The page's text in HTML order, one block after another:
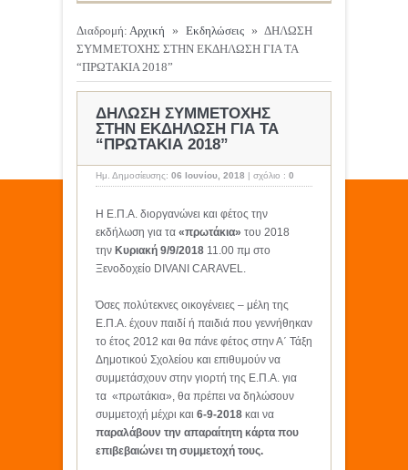
Διαδρομή: Αρχική » Εκδηλώσεις » ΔΗΛΩΣΗ
ΣΥΜΜΕΤΟΧΗΣ ΣΤΗΝ ΕΚΔΗΛΩΣΗ ΓΙΑ ΤΑ
“ΠΡΩΤΑΚΙΑ 2018”
ΔΗΛΩΣΗ ΣΥΜΜΕΤΟΧΗΣ
ΣΤΗΝ ΕΚΔΗΛΩΣΗ ΓΙΑ ΤΑ
“ΠΡΩΤΑΚΙΑ 2018”
Ημ. Δημοσίευσης: 06 Ιουνίου, 2018 | σχόλιο : 0
Η Ε.Π.Α. διοργανώνει και φέτος την
εκδήλωση για τα «πρωτάκια» του 2018
την Κυριακή 9/9/2018 11.00 πμ στο
Ξενοδοχείο DIVANI CARAVEL.
Όσες πολύτεκνες οικογένειες – μέλη της
Ε.Π.Α. έχουν παιδί ή παιδιά που γεννήθηκαν
το έτος 2012 και θα πάνε φέτος στην Α΄ Τάξη
Δημοτικού Σχολείου και επιθυμούν να
συμμετάσχουν στην γιορτή της Ε.Π.Α. για
τα «πρωτάκια», θα πρέπει να δηλώσουν
συμμετοχή μέχρι και 6-9-2018 και να
παραλάβουν την απαραίτητη κάρτα που
επιβεβαιώνει τη συμμετοχή τους.